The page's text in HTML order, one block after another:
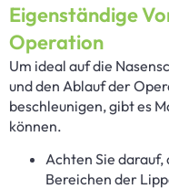
Eigenständige
Operation
Um ideal auf die
und den Ablauf der
beschleunigen, gibt es
können.
Achten Sie darauf,
Bereichen der